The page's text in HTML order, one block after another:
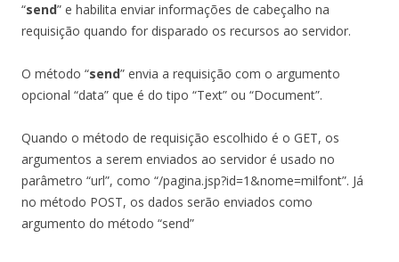
“send” e habilita enviar informações de cabeçalho na
requisição quando for disparado os recursos ao servidor.
O método “send” envia a requisição com o argumento
opcional “data” que é do tipo “Text” ou “Document”.
Quando o método de requisição escolhido é o GET, os
argumentos a serem enviados ao servidor é usado no
parâmetro “url”, como “/pagina.jsp?id=1&nome=milfont”. Já
no método POST, os dados serão enviados como
argumento do método “send”